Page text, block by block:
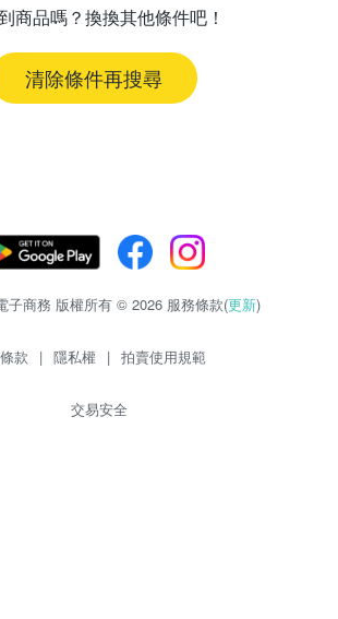
商品嗎？換換其他條件吧！
清除條件再搜尋
子商務 版權所有 © 2026 服務條款(更新)
款 | 隱私權 | 拍賣使用規範
交易安全